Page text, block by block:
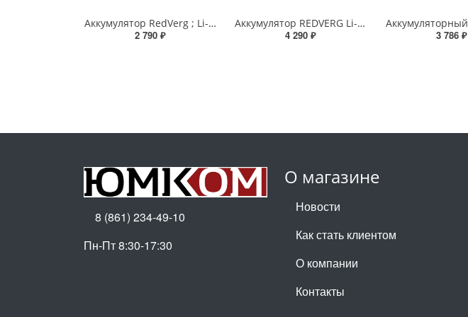
Аккумулятор RedVerg ; Li-lon; 18V, 2.0Ач RedVerg - характеристики и цена
2 790 ₽
Аккумулятор REDVERG Li-Ion 18V 4.0Ач (730021) RedVerg - характеристики и цена
4 290 ₽
3 786 ₽
О магазине
Новости
Как стать клиентом
О компании
Контакты
8 (861) 234-49-10
Пн-Пт 8:30-17:30